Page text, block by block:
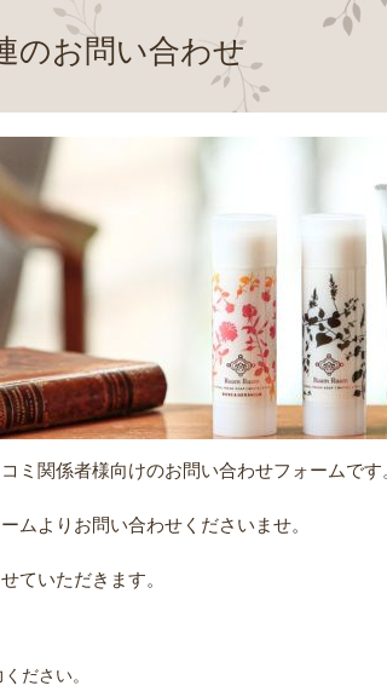
のお問い合わせ
ミ関係者様向けのお問い合わせフォームです
ムよりお問い合わせくださいませ。
ていただきます。
ださい。